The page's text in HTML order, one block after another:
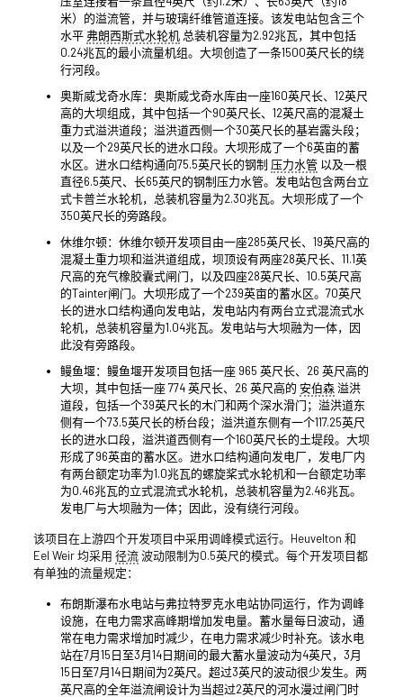
米）的溢流管，并与玻璃纤维管道连接。该发电站包含三个
水平 弗朗西斯式水轮机总装机容量为2.92兆瓦，其中包括
0.24兆瓦的最小流量机组。大坝创造了一条1500英尺长的绕
行河段。
奥斯威戈奇水库：奥斯威戈奇水库由一座160英尺长、12英尺
高的大坝组成，其中包括一个90英尺长、12英尺高的混凝土
重力式溢洪道段；溢洪道西侧一个30英尺长的基岩露头段；
以及一个29英尺长的进水口段。大坝形成了一个6英亩的蓄
水区。进水口结构通向75.5英尺长的钢制 压力水管以及一根
直径6.5英尺、长65英尺的钢制压力水管。发电站包含两台立
式卡普兰水轮机，总装机容量为2.30兆瓦。大坝形成了一个
350英尺长的旁路段。
休维尔顿：休维尔顿开发项目由一座285英尺长、19英尺高的
混凝土重力坝和溢洪道组成，坝顶设有两座28英尺长、11.1英
尺高的充气橡胶囊式闸门，以及四座28英尺长、10.5英尺高
的Tainter闸门。大坝形成了一个239英亩的蓄水区。70英尺
长的进水口结构通向发电站，发电站内有两台立式混流式水
轮机，总装机容量为1.04兆瓦。发电站与大坝融为一体，因
此没有旁路段。
鳗鱼堰：鳗鱼堰开发项目包括一座 965 英尺长、26 英尺高的
大坝，其中包括一座 774 英尺长、26 英尺高的 安伯森溢洪
道段，包括一个39英尺长的木门和两个深水滑门；溢洪道东
侧有一个73.5英尺长的桥台段；溢洪道东侧有一个117.25英尺
长的进水口段，溢洪道西侧有一个160英尺长的土堤段。大坝
形成了96英亩的蓄水区。进水口结构通向发电厂，发电厂内
有两台额定功率为1.0兆瓦的螺旋桨式水轮机和一台额定功率
为0.46兆瓦的立式混流式水轮机，总装机容量为2.46兆瓦。
发电厂与大坝融为一体；因此，没有绕行河段。
该项目在上游四个开发项目中采用调峰模式运行。Heuvelton 和
Eel Weir 均采用 径流波动限制为0.5英尺的模式。每个开发项目都
有单独的流量规定：
布朗斯瀑布水电站与弗拉特罗克水电站协同运行，作为调峰
设施，在电力需求高峰期增加发电量。蓄水量每日波动，通
常在电力需求增加时减少，在电力需求减少时补充。该水电
站在7月15日至3月14日期间的最大蓄水量波动为4英尺，3月
15日至7月14日期间为2英尺。超过3英尺的波动很少发生。两
英尺高的全年溢流闸设计为当超过2英尺的河水漫过闸门时